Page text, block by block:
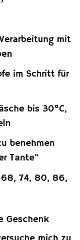
mit
im Schritt für
bis 30°C,
benehmen
Tante“
68, 74, 80, 86,
Geschenk